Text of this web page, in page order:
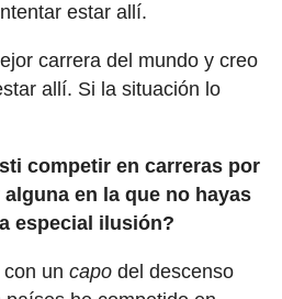
estar allí.
carrera del mundo y creo
allí. Si la situación lo
competir en carreras por
en la que no hayas
especial ilusión?
un capodel descenso